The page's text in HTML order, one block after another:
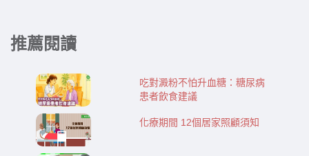
推薦閱讀
吃對澱粉不怕升血糖：糖尿病
患者飲食建議
化療期間 12個居家照顧須知